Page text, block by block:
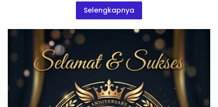
Selengkapnya